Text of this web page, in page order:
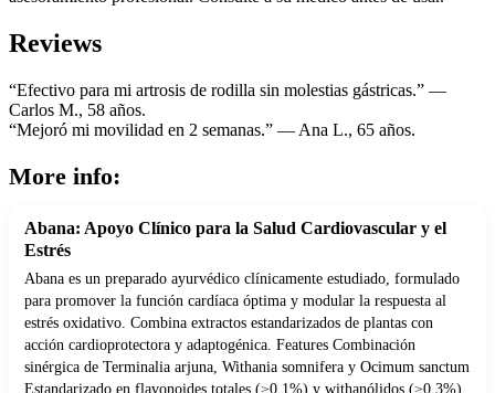
Reviews
“Efectivo para mi artrosis de rodilla sin molestias gástricas.” —
Carlos M., 58 años.
“Mejoró mi movilidad en 2 semanas.” — Ana L., 65 años.
More info:
Abana: Apoyo Clínico para la Salud Cardiovascular y el
Estrés
Abana es un preparado ayurvédico clínicamente estudiado, formulado
para promover la función cardíaca óptima y modular la respuesta al
estrés oxidativo. Combina extractos estandarizados de plantas con
acción cardioprotectora y adaptogénica. Features Combinación
sinérgica de Terminalia arjuna, Withania somnifera y Ocimum sanctum
Estandarizado en flavonoides totales (≥0.1%) y withanólidos (≥0.3%)